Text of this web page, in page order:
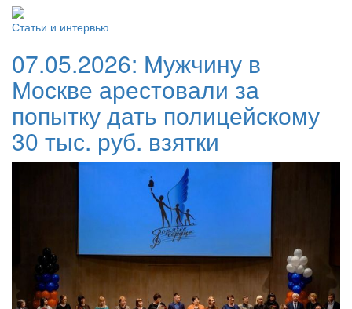
Статьи и интервью
07.05.2026: Мужчину в
Москве арестовали за
попытку дать полицейскому
30 тыс. руб. взятки